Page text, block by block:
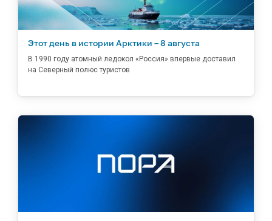
Этот день в истории Арктики – 8 августа
В 1990 году атомный ледокол «Россия» впервые доставил
на Северный полюс туристов